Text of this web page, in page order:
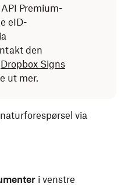
Premium-
eID-
den
Dropbox Signs
ut mer.
via
i venstre